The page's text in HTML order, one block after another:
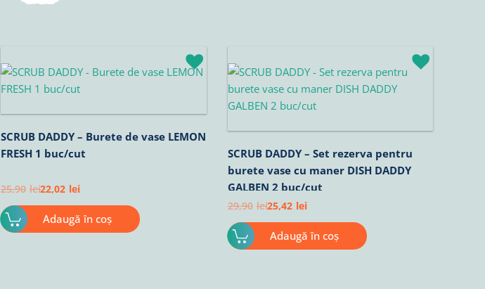
SCRUB DADDY – Burete de vase LEMON
FRESH 1 buc/cut
25,90 lei
a
fost:
22,02 lei
este:
22,02lei.
Adaugă în coș
SCRUB DADDY – Set rezerva pentru
burete vase cu maner DISH DADDY
GALBEN 2 buc/cut
29,90 lei
a
fost:
29,90lei.
25,42 lei
este:
25,42lei.
Adaugă în coș